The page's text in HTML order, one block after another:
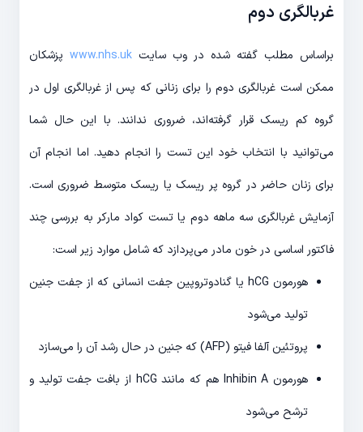
غربالگری دوم
براساس مطلب گفته شده در وب سایت www.nhs.uk پزشکان
ممکن است غربالگری دوم را برای زنانی که پس از غربالگری اول در
گروه کم ریسک قرار گرفته‌اند، ضروری ندانند. با این حال شما
می‌توانید با انتخاب خود این تست را انجام دهید. اما انجام آن
برای زنان حاضر در گروه پر ریسک یا ریسک متوسط ضروری است.
آزمایش غربالگری سه ماهه دوم یا تست کواد مارکر به بررسی چند
فاکتور اساسی در خون مادر می‌پردازد که شامل موارد زیر است:
هورمون hCG یا گنادوتروپین جفت انسانی که از جفت جنین
تولید می‌شود
پروتئین آلفا فیتو (AFP) که جنین در حال رشد آن را می‌سازد
هورمون Inhibin A هم که مانند hCG از بافت جفت تولید و
ترشح می‌شود